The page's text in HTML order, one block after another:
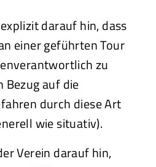
darauf hin, dass
einer geführten Tour
zu
Bezug auf die
durch diese Art
wie situativ).
Verein darauf hin,